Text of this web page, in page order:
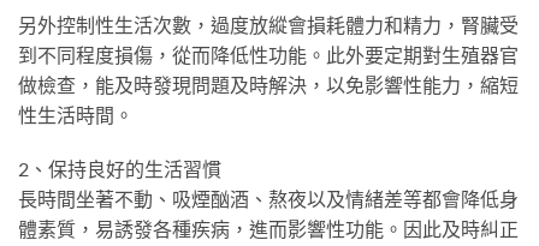
另外控制性生活次數，過度放縱會損耗體力和精力，腎臟受
到不同程度損傷，從而降低性功能。此外要定期對生殖器官
做檢查，能及時發現問題及時解決，以免影響性能力，縮短
性生活時間。
2、保持良好的生活習慣
長時間坐著不動、吸煙酗酒、熬夜以及情緒差等都會降低身
體素質，易誘發各種疾病，進而影響性功能。因此及時糾正